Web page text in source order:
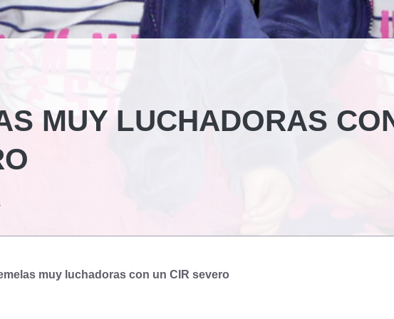
MUY LUCHADORAS
muy luchadoras con un CIR severo